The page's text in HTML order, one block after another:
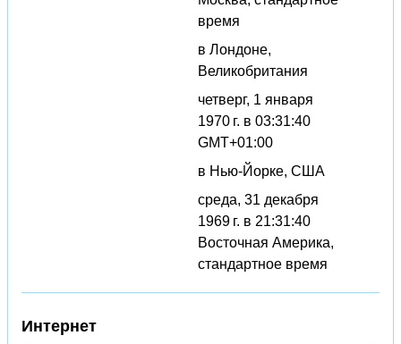
время
в Лондоне,
Великобритания
четверг, 1 января
1970 г. в 03:31:40
GMT+01:00
в Нью-Йорке, США
среда, 31 декабря
1969 г. в 21:31:40
Восточная Америка,
стандартное время
Интернет